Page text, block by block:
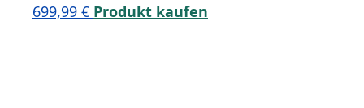
699,99 € Produkt kaufen